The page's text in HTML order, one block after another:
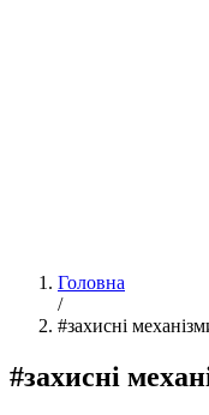
Головна
/
#захисні
#захисні